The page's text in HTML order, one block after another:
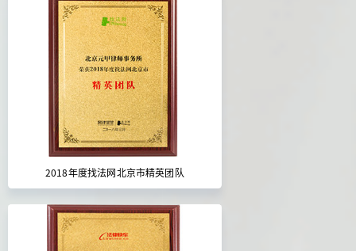
2018年度找法网北京市精英团队